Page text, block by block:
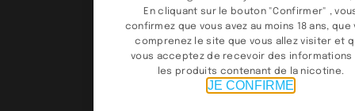
97
97
96
En cliquant sur le bouton "Confirmer" ,
confirmez que vous avez au moins 18 ans, que
comprenez le site que vous allez visiter et
vous acceptez de recevoir des informations
les produits contenant de la nicotine.
JE CONFIRME